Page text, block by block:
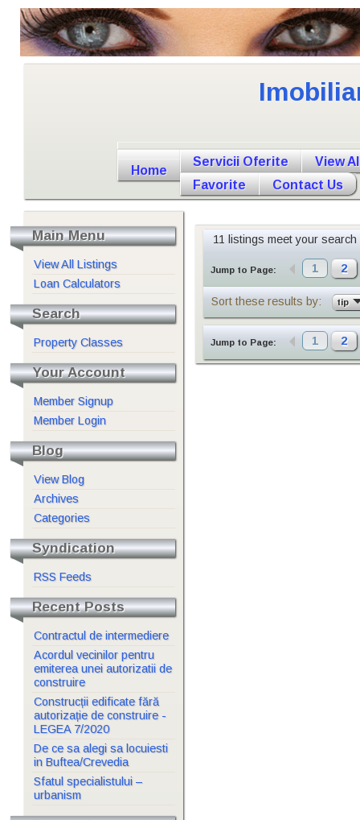
Home
Servicii Oferite
View
Favorite
Contact Us
Main Menu
View All Listings
Loan Calculators
Search
Property Classes
Your Account
Member Signup
Member Login
Blog
View Blog
Archives
Categories
Syndication
RSS Feeds
Recent Posts
Contractul de intermediere
Acordul vecinilor pentru
emiterea unei autorizatii de
construire
Construcții edificate fără
autorizație de construire -
LEGEA 7/2020
De ce sa alegi sa locuiesti
in Buftea/Crevedia
Sfatul specialistului –
urbanism
11 listings meet your search
Jump to Page: 1 2
Sort these results by: tip
Jump to Page: 1 2